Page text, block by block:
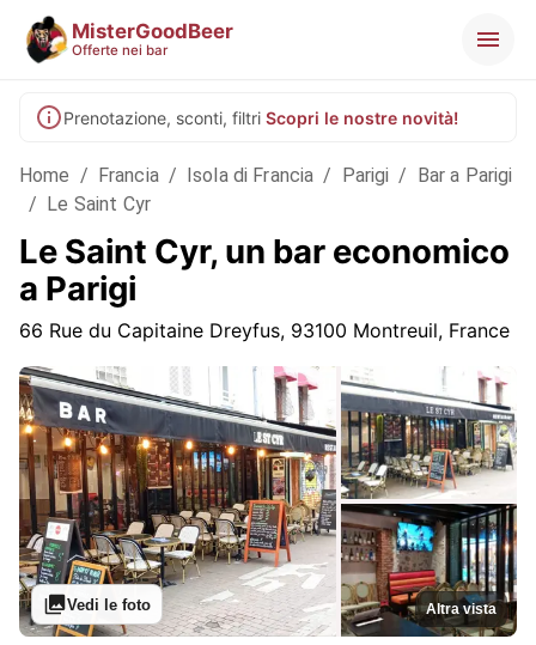
MisterGoodBeer
Offerte nei bar
Prenotazione, sconti, filtri Scopri le nostre novità!
Home / Francia / Isola di Francia / Parigi / Bar a Parigi
/ Le Saint Cyr
Le Saint Cyr, un bar economico
a Parigi
66 Rue du Capitaine Dreyfus, 93100 Montreuil, France
Vedi le foto Altra vista